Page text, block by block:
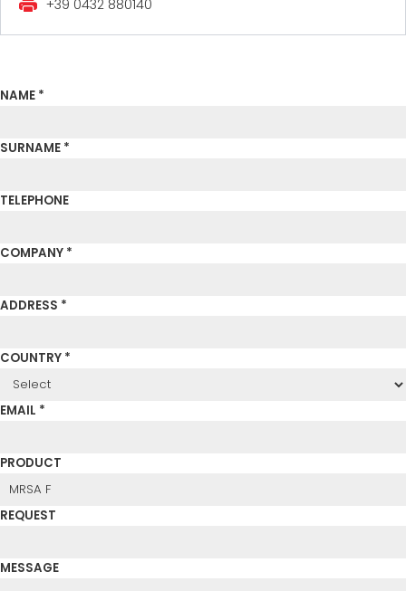
ZERTIFIZIERTE GEBRAUCHTANLAGE DER MEP GRUPPE
+39 0432 880140
NAME *
SURNAME *
TELEPHONE
COMPANY *
ADDRESS *
COUNTRY *
EMAIL *
PRODUCT
REQUEST
MESSAGE